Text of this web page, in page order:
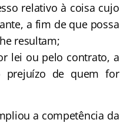
relativo à coisa cujo
a fim de que possa
resultam;
lei ou pelo contrato, a
prejuízo de quem for
a competência da